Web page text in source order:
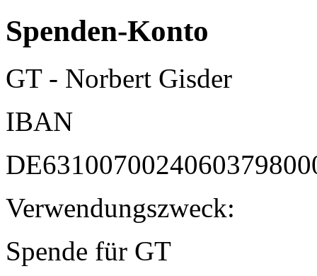
Spenden-Konto
GT - Norbert Gisder
IBAN
Verwendungszweck:
Spende für GT